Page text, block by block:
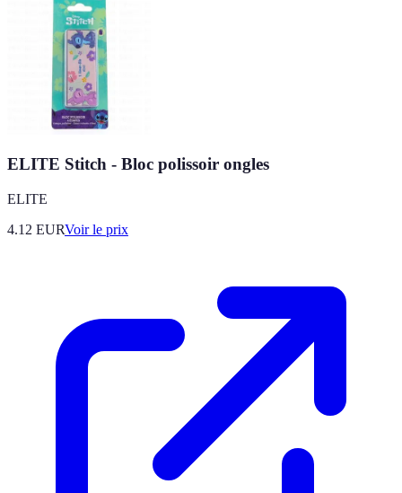
ELITE Stitch - Bloc polissoir ongles
ELITE
4.12 EURVoir le prix